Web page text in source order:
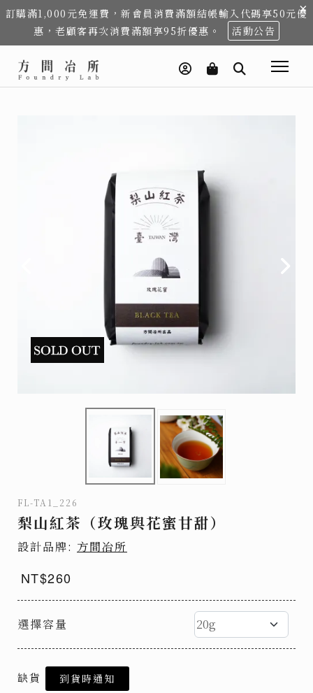
×
訂購滿1,000元免運費，新會員消費滿額結帳輸入代碼享50元優
惠，老顧客再次消費滿額享95折優惠。
活動公告
FL-TA1_226
梨山紅茶（玫瑰與花蜜甘甜）
設計品牌: 方間冶所
NT$260
選擇容量
缺貨 到貨時通知